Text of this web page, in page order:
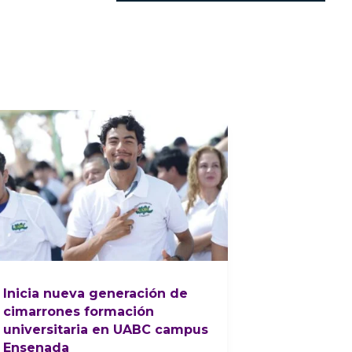
Inicia nueva generación de
cimarrones formación
universitaria en UABC campus
Ensenada